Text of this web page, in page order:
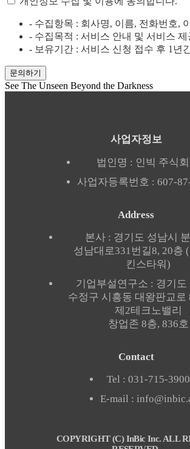
- 수집항목 : 회사명, 이름, 전화번호,
- 수집목적 : 서비스 안내 및 서비스 제
- 보유기간 : 서비스 신청 접수 후 1년
See The Unseen Beyond the Darkness
사업자정보
법인명 : 인빅 주식
사업자등록번호 : 607-
Address
본사​ : 경기도 성남시
성남대로331번길8, 20층
킨스타워)
기업부설연구소 : 경기도
수정구 시흥동 대왕판교로
제2테크노밸리
창업존 8층, 836호
Contact
Tel : 031-715-3900
E-mail :
COPYRIGHT (C) InBic Inc. ALL